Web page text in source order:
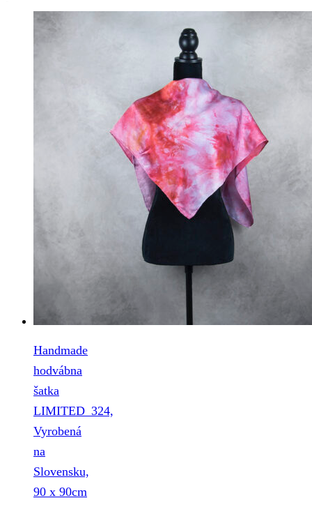
Handmade
hodvábna
šatka
LIMITED_324,
Vyrobená
na
Slovensku,
90 x 90cm